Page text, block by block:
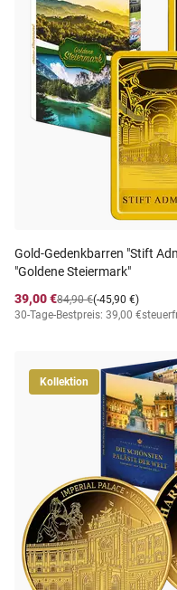
Gold-Gedenkbarren "Stift
"Goldene Steiermark"
39,00 €
(-45,90 €)
84,90 €
30-Tage-Bestpreis: 39,00 €
Kollektion